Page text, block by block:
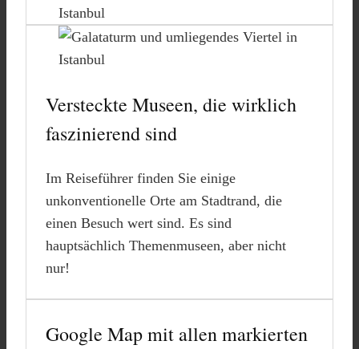
Versteckte Museen, die wirklich
faszinierend sind
Im Reiseführer finden Sie einige
unkonventionelle Orte am Stadtrand, die
einen Besuch wert sind. Es sind
hauptsächlich Themenmuseen, aber nicht
nur!
Google Map mit allen markierten